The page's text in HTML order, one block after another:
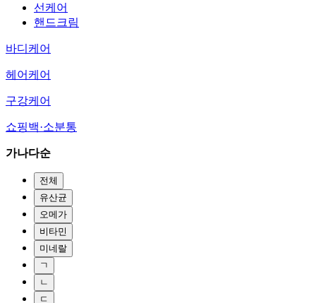
선케어
핸드크림
바디케어
헤어케어
구강케어
쇼핑백·소분통
가나다순
전체
유산균
오메가
비타민
미네랄
ㄱ
ㄴ
ㄷ